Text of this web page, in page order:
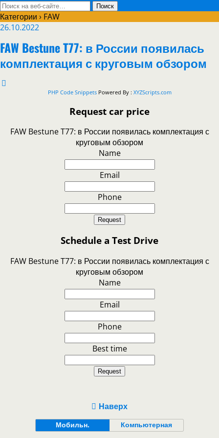
Категории › FAW
26.10.2022
FAW Bestune T77: в России появилась
комплектация с круговым обзором
PHP Code SnippetsPowered By : XYZScripts.com
Request car price
FAW Bestune T77: в России появилась комплектация с
круговым обзором
Name
Email
Phone
Request
Schedule a Test Drive
FAW Bestune T77: в России появилась комплектация с
круговым обзором
Name
Email
Phone
Best time
Request
Наверх
Мобильн. Компьютерная